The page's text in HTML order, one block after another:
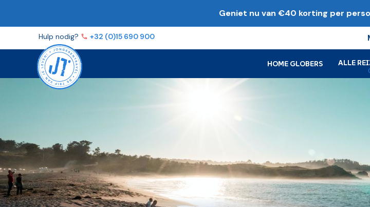
Geniet nu van €40 korting per
Hulp nodig? +32 (0)15 690 900
HOME GLOBERS ALLE